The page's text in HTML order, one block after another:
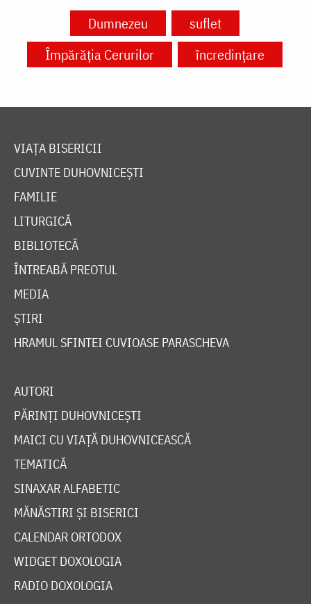
Dumnezeu
suflet
Împărăția Cerurilor
încredințare
VIAȚA BISERICII
CUVINTE DUHOVNICEȘTI
FAMILIE
LITURGICĂ
BIBLIOTECĂ
ÎNTREABĂ PREOTUL
MEDIA
ȘTIRI
HRAMUL SFINTEI CUVIOASE PARASCHEVA
AUTORI
PĂRINȚI DUHOVNICEȘTI
MAICI CU VIAȚĂ DUHOVNICEASCĂ
TEMATICĂ
SINAXAR ALFABETIC
MĂNĂSTIRI ȘI BISERICI
CALENDAR ORTODOX
WIDGET DOXOLOGIA
RADIO DOXOLOGIA